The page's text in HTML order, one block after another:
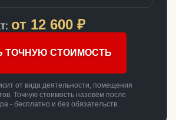
от 12 600 ₽
ТОЧНУЮ СТОИМОСТЬ
от вида деятельности, помещения
Точную стоимость назовём после
- бесплатно и без обязательств.